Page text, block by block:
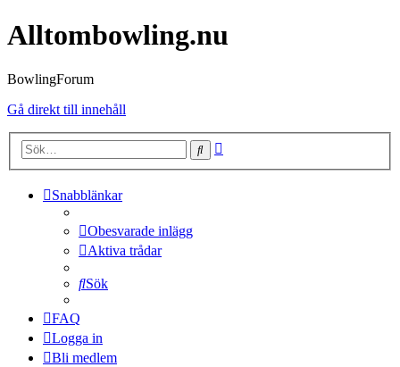
Alltombowling.nu
BowlingForum
Gå direkt till innehåll
Sök
Snabblänkar
Obesvarade inlägg
Aktiva trådar
Sök
FAQ
Logga in
Bli medlem